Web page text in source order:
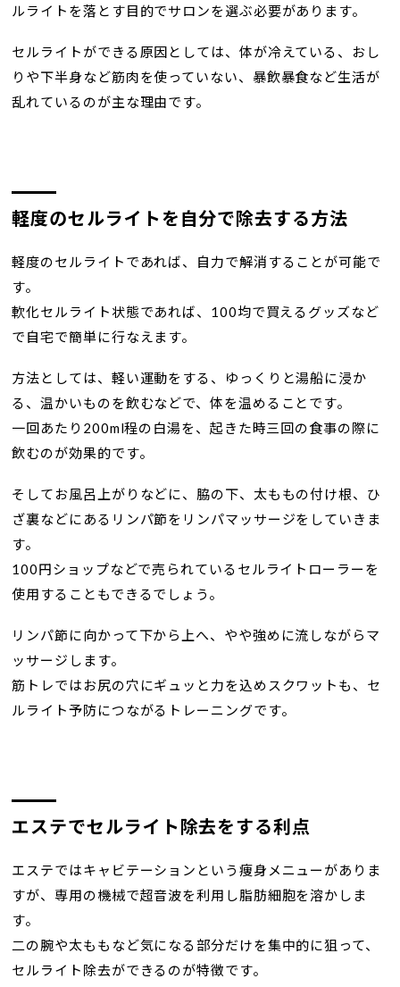
ルライトを落とす目的でサロンを選ぶ必要があります。
セルライトができる原因としては、体が冷えている、おし
りや下半身など筋肉を使っていない、暴飲暴食など生活が
乱れているのが主な理由です。
軽度のセルライトを自分で除去する方法
軽度のセルライトであれば、自力で解消することが可能で
す。
軟化セルライト状態であれば、100均で買えるグッズなど
で自宅で簡単に行なえます。
方法としては、軽い運動をする、ゆっくりと湯船に浸か
る、温かいものを飲むなどで、体を温めることです。
一回あたり200ml程の白湯を、起きた時三回の食事の際に
飲むのが効果的です。
そしてお風呂上がりなどに、脇の下、太ももの付け根、ひ
ざ裏などにあるリンパ節をリンパマッサージをしていきま
す。
100円ショップなどで売られているセルライトローラーを
使用することもできるでしょう。
リンパ節に向かって下から上へ、やや強めに流しながらマ
ッサージします。
筋トレではお尻の穴にギュッと力を込めスクワットも、セ
ルライト予防につながるトレーニングです。
エステでセルライト除去をする利点
エステではキャビテーションという痩身メニューがありま
すが、専用の機械で超音波を利用し脂肪細胞を溶かしま
す。
二の腕や太ももなど気になる部分だけを集中的に狙って、
セルライト除去ができるのが特徴です。